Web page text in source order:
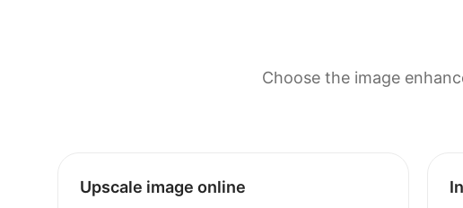
Choose the image
Upscale image online